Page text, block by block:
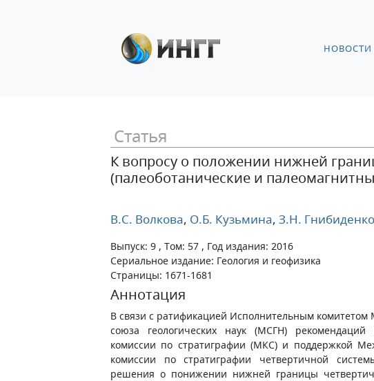
НОВОСТИ
Статья
К вопросу о положении нижней
(палеоботанические и
В.С. Волкова, О.Б. Кузьмина, З.Н. Гнибиденко
Выпуск: 9 , Том: 57 , Год издания: 2016
Сериальное издание: Геология и геофизика
Страницы: 1671-1681
Аннотация
В связи с ратификацией Исполнительным комитетом
союза геологических наук (МСГН) рекомендаций
комиссии по стратиграфии (МКС) и поддержкой
комиссии по стратиграфии четвертичной
решения о понижении нижней границы